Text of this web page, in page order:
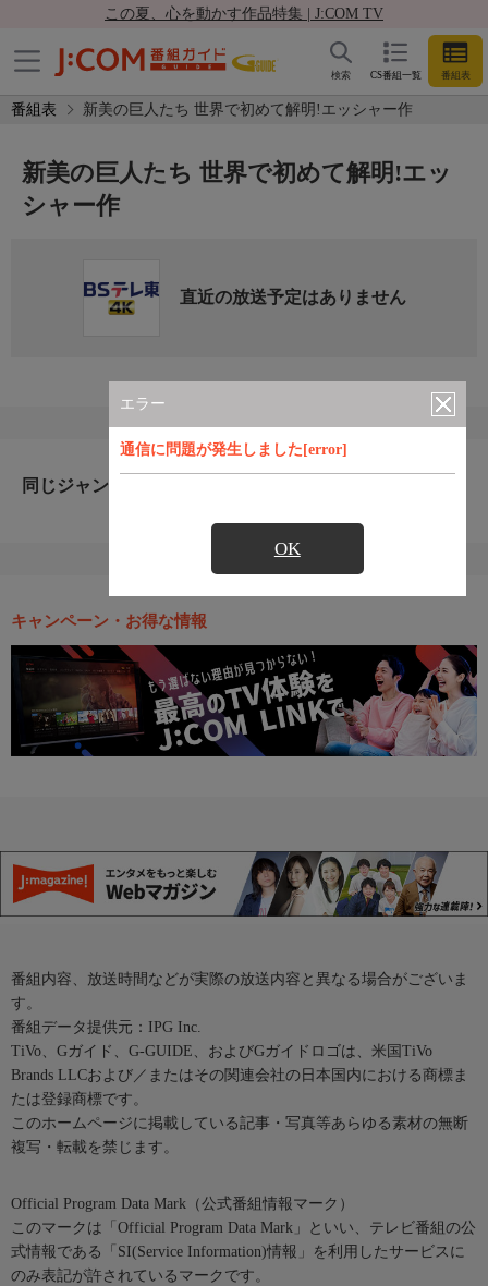
この夏、心を動かす作品特集 | J:COM TV
CS番組一覧 番組表
検索
番組表 新美の巨人たち 世界で初めて解明!エッシャー作
エラー
通信に問題が発生しました[error]
OK
新美の巨人たち 世界で初めて解明!エッ
シャー作
直近の放送予定はありません
同じジャンルのおすすめ番組
キャンペーン・お得な情報
番組内容、放送時間などが実際の放送内容と異なる場合がございま
す。
番組データ提供元：IPG Inc.
TiVo、Gガイド、G-GUIDE、およびGガイドロゴは、米国TiVo
Brands LLCおよび／またはその関連会社の日本国内における商標ま
たは登録商標です。
このホームページに掲載している記事・写真等あらゆる素材の無断
複写・転載を禁じます。
Official Program Data Mark（公式番組情報マーク）
このマークは「Official Program Data Mark」といい、テレビ番組の公
式情報である「SI(Service Information)情報」を利用したサービスに
のみ表記が許されているマークです。